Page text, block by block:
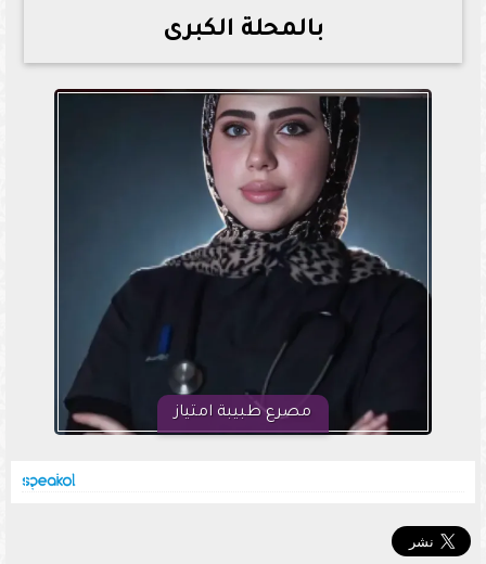
بالمحلة الكبرى
مصرع طبيبة امتياز